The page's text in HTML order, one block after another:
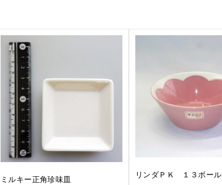
ミルキー正角珍味皿
リンダＰＫ １３ボール